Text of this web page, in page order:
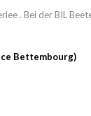
. Bei der BIL
Bettembourg)